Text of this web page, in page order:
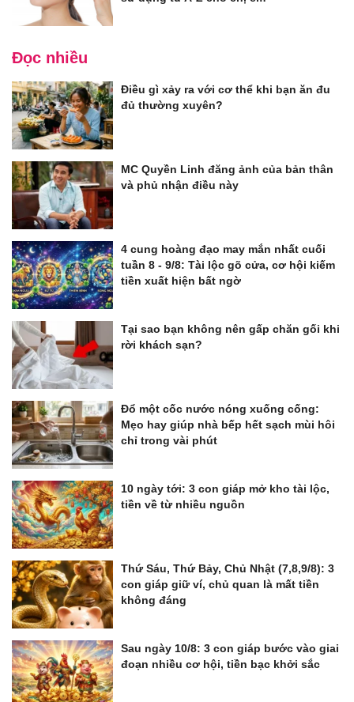
Đọc nhiều
Điều gì xảy ra với cơ thể khi bạn ăn đu
đủ thường xuyên?
MC Quyền Linh đăng ảnh của bản thân
và phủ nhận điều này
4 cung hoàng đạo may mắn nhất cuối
tuần 8 - 9/8: Tài lộc gõ cửa, cơ hội kiếm
tiền xuất hiện bất ngờ
Tại sao bạn không nên gấp chăn gối khi
rời khách sạn?
Đổ một cốc nước nóng xuống cống:
Mẹo hay giúp nhà bếp hết sạch mùi hôi
chỉ trong vài phút
10 ngày tới: 3 con giáp mở kho tài lộc,
tiền về từ nhiều nguồn
Thứ Sáu, Thứ Bảy, Chủ Nhật (7,8,9/8): 3
con giáp giữ ví, chủ quan là mất tiền
không đáng
Sau ngày 10/8: 3 con giáp bước vào giai
đoạn nhiều cơ hội, tiền bạc khởi sắc